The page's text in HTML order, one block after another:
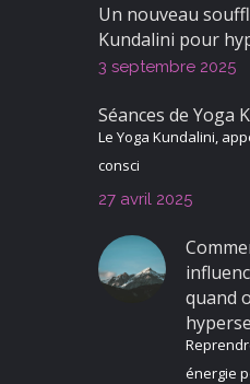
Un nouveau
Kundalini pour
3 septembre 2025
Séances de Yoga
Le Yoga Kundalini,
consci
27 avril 2025
quand
énergie